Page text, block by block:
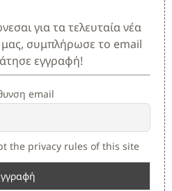
για τα τελευταία νέα
μας, συμπλήρωσε το email
εγγραφή!
email
the privacy rules of this site